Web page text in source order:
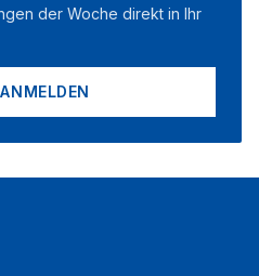
der Woche direkt in Ihr